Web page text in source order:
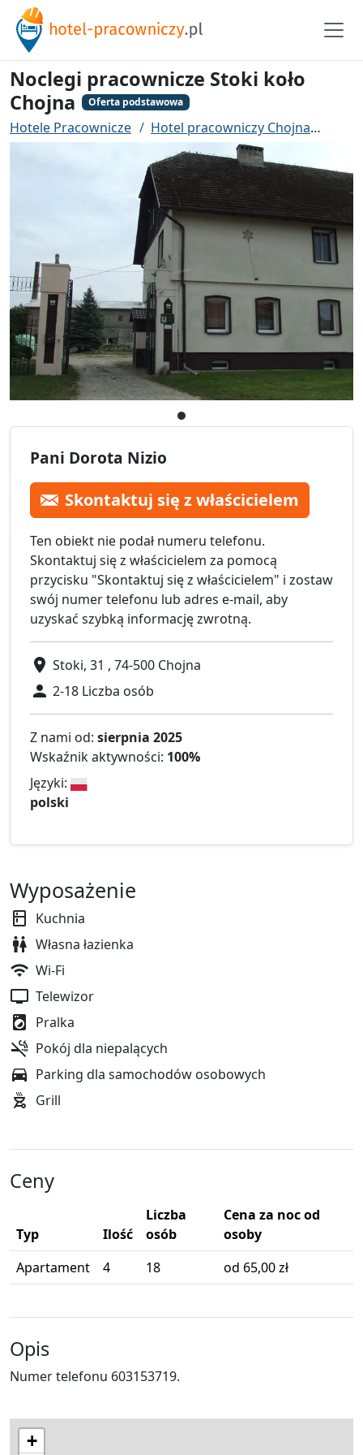
Noclegi pracownicze Stoki koło
Chojna
Oferta podstawowa
Hotele Pracownicze Hotel pracowniczy Chojna
Pani Dorota Nizio
Skontaktuj się z właścicielem
Ten obiekt nie podał numeru telefonu.
Skontaktuj się z właścicielem za pomocą
przycisku "Skontaktuj się z właścicielem" i zostaw
swój numer telefonu lub adres e-mail, aby
uzyskać szybką informację zwrotną.
Stoki, 31 , 74-500 Chojna
2-18 Liczba osób
Z nami od: sierpnia 2025
Wskaźnik aktywności: 100%
Języki:
polski
Wyposażenie
Kuchnia
Własna łazienka
Wi-Fi
Telewizor
Pralka
Pokój dla niepalących
Parking dla samochodów osobowych
Grill
Ceny
Typ Ilość
Liczba
osób
Cena za noc od
osoby
Apartament
4 18 od 65,00 zł
Opis
Numer telefonu 603153719.
+